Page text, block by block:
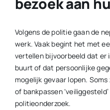
Volgens de politie gaan de
werk. Vaak begint het met
vertellen bijvoorbeeld dat er
buurt of dat persoonlijke
mogelijk gevaar lopen.
of bankpassen
politieonderzoek.